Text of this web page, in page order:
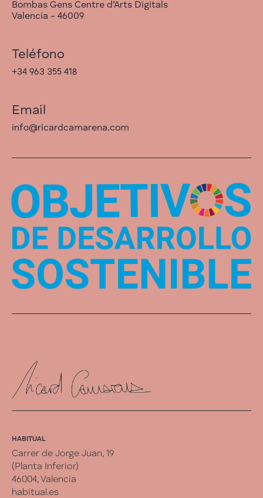
Bombas Gens Centre d’Arts Digitals
Valencia - 46009
Teléfono
+34 963 355 418
Email
info@ricardcamarena.com
HABITUAL
Carrer de Jorge Juan, 19
(Planta Inferior)
46004, Valencia
habitual.es